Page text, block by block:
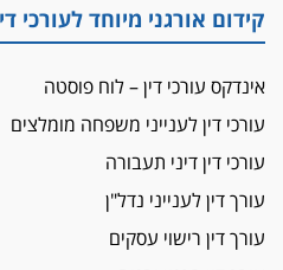
מאסר לעורך הדין
פיקטיביות בשם פלסטינים
על המידתיות
ביה"ד המשמעתי ביטל
עורכת-דין שהביעה שמחה ב-7 באוקטובר
אשם
עו"ד הלל בבייב הורשע
קידום אורגני מיוחד לעורכי
אינדקס עורכי דין – לוח פוסטה
עורכי דין לענייני משפחה מומלצים
עורכי דין דיני תעבורה
עורך דין לענייני נדל"ן
עורך דין רישוי עסקים